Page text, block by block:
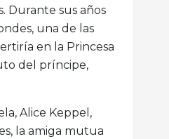
Durante sus años
una de las
en la Princesa
del príncipe,
Alice Keppel,
la amiga mutua